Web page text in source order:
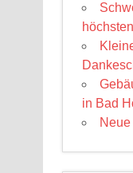
in Bad